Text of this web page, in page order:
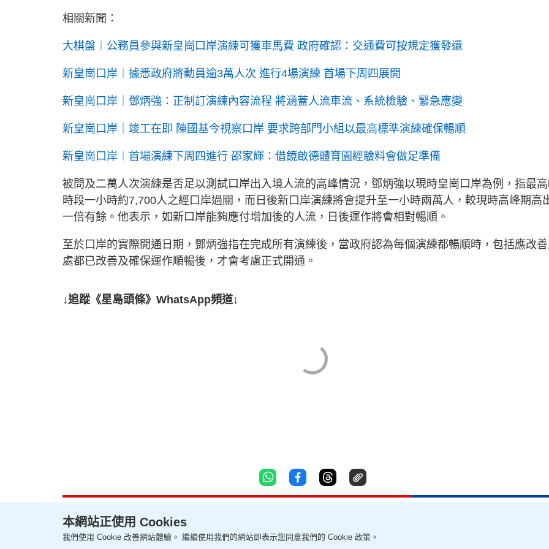
相關新聞：
大棋盤︱公務員參與新皇崗口岸演練可獲車馬費 政府確認：交通費可按規定獲發還
新皇崗口岸︱據悉政府將動員逾3萬人次 進行4場演練 首場下周四展開
新皇崗口岸｜鄧炳強：正制訂演練內容流程 將涵蓋人流車流、系統檢驗、緊急應變
新皇崗口岸｜竣工在即 陳國基今視察口岸 要求跨部門小組以最高標準演練確保暢順
新皇崗口岸︱首場演練下周四進行 邵家輝：借鏡啟德體育園經驗料會做足準備
被問及二萬人次演練是否足以測試口岸出入境人流的高峰情況，鄧炳強以現時皇崗口岸為例，指最
時段一小時約7,700人之經口岸過關，而日後新口岸演練將會提升至一小時兩萬人，較現時高峰期高
一倍有餘。他表示，如新口岸能夠應付增加後的人流，日後運作將會相對暢順。
至於口岸的實際開通日期，鄧炳強指在完成所有演練後，當政府認為每個演練都暢順時，包括應改善
處都已改善及確保運作順暢後，才會考慮正式開通。
↓追蹤《星島頭條》WhatsApp頻道↓
聯絡我們 關於我們 隱私政策聲明 使用條款 版權及免責聲明 幫助及反饋 我要爆料
本網站正使用 Cookies
我們使用 Cookie 改善網站體驗。 繼續使用我們的網站即表示您同意我們的 Cookie 政策。